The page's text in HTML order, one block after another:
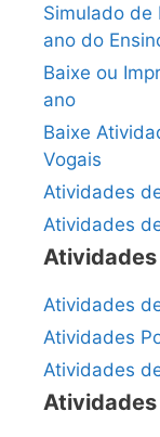
Simulado de
ano do
Baixe ou
ano
Baixe
Vogais
Atividades
Atividades
Atividades
Atividades
Atividades
Atividades
Atividades